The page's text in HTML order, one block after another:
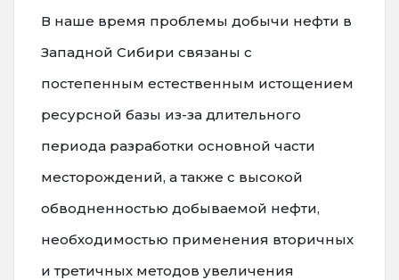
В наше время проблемы добычи нефти в
Западной Сибири связаны с
постепенным естественным истощением
ресурсной базы из-за длительного
периода разработки основной части
месторождений, а также с высокой
обводненностью добываемой нефти,
необходимостью применения вторичных
и третичных методов увеличения